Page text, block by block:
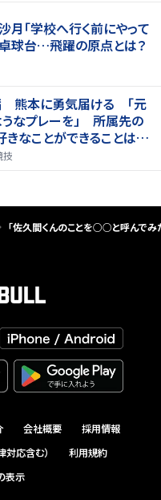
月「学校へ行く前にやって
卓球台…飛躍の原点とは？
茜 熊本に勇気届ける 「元
うなプレーを」 所属先の
なことができることは当
技
「佐久間くんのことを○○と呼んでみ
会社概要
採用情報
対応含む）
利用規約
表示